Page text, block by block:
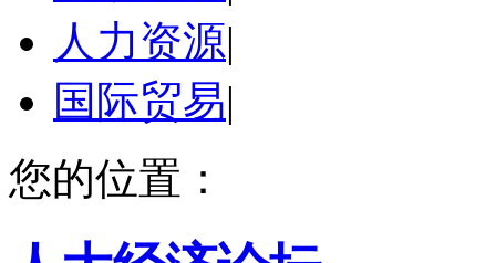
人力资源|
国际贸易|
您的位置：